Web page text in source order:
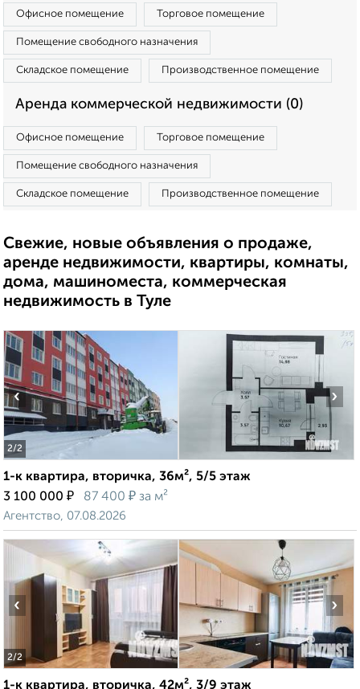
Офисное помещение Торговое помещение
Помещение свободного назначения
Складское помещение Производственное помещение
Аренда коммерческой недвижимости (0)
Офисное помещение Торговое помещение
Помещение свободного назначения
Складское помещение Производственное помещение
Свежие, новые объявления о продаже,
аренде недвижимости, квартиры, комнаты,
дома, машиноместа, коммерческая
недвижимость в Туле
2/2
‹ ›
1-к квартира, вторичка, 36м², 5/5 этаж
3 100 000 ₽ 87 400 ₽ за м²
Агентство, 07.08.2026
2/2
‹ ›
1-к квартира, вторичка, 42м², 3/9 этаж